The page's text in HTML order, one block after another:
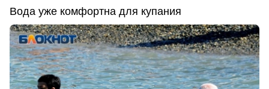
Вода уже комфортна для купания